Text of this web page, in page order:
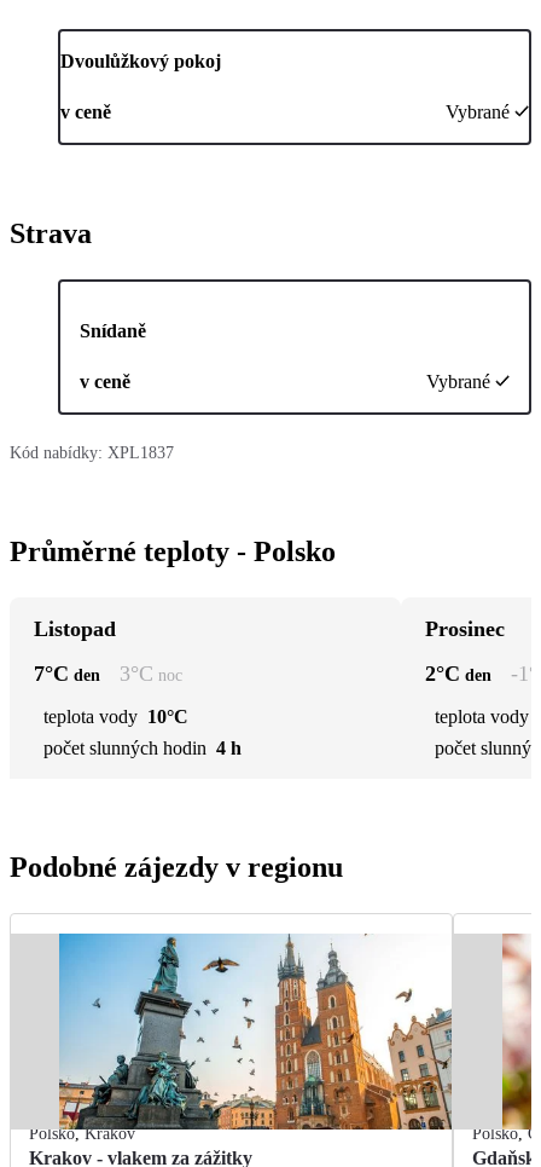
Dvoulůžkový pokoj
v ceně Vybrané
Strava
Snídaně
v ceně Vybrané
Kód nabídky: XPL1837
Průměrné teploty - Polsko
Listopad
7°C den 3°C noc
teplota vody 10°C
počet slunných hodin 4 h
Prosinec
2°C den -1
teplota vody
počet
Podobné zájezdy v regionu
Polsko,Krakov
Krakov - vlakem za zážitky
Polsko,
Gdaňsk